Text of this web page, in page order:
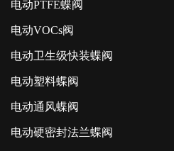
电动PTFE蝶阀
电动VOCs阀
电动卫生级快装蝶阀
电动塑料蝶阀
电动通风蝶阀
电动硬密封法兰蝶阀